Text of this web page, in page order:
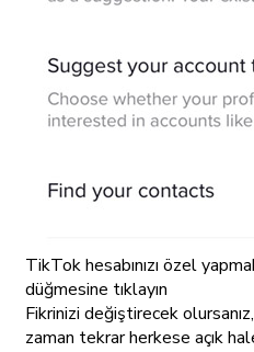
TikTok hesabınızı özel
düğmesine tıklayın
Fikrinizi değiştirecek
zaman tekrar herkese açık